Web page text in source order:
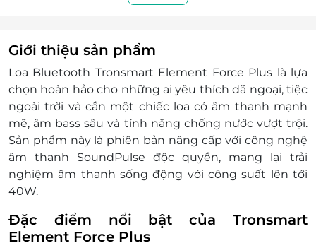
Giới thiệu sản phẩm
Loa Bluetooth Tronsmart Element Force Plus là lựa
chọn hoàn hảo cho những ai yêu thích dã ngoại, tiệc
ngoài trời và cần một chiếc loa có âm thanh mạnh
mẽ, âm bass sâu và tính năng chống nước vượt trội.
Sản phẩm này là phiên bản nâng cấp với công nghệ
âm thanh SoundPulse độc quyền, mang lại trải
nghiệm âm thanh sống động với công suất lên tới
40W.
Đặc điểm nổi bật của Tronsmart
Element Force Plus